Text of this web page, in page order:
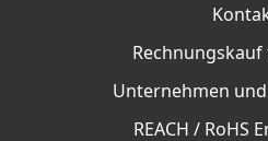
Unternehmen
REACH / RoHS